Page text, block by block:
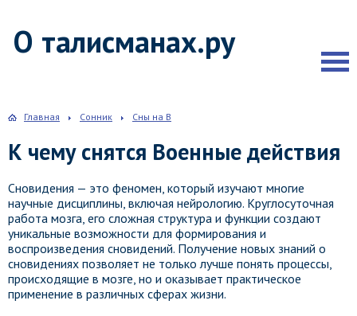
О талисманах.ру
Главная Сонник Сны на В
К чему снятся Военные действия
Сновидения — это феномен, который изучают многие
научные дисциплины, включая нейрологию. Круглосуточная
работа мозга, его сложная структура и функции создают
уникальные возможности для формирования и
воспроизведения сновидений. Получение новых знаний о
сновидениях позволяет не только лучше понять процессы,
происходящие в мозге, но и оказывает практическое
применение в различных сферах жизни.